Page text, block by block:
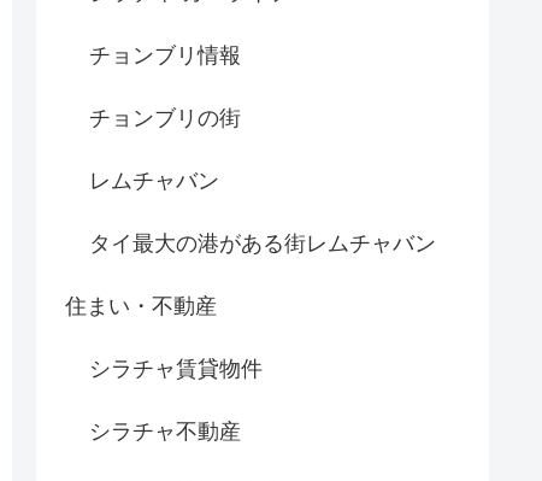
チョンブリ情報
チョンブリの街
レムチャバン
タイ最大の港がある街レムチャバン
住まい・不動産
シラチャ賃貸物件
シラチャ不動産